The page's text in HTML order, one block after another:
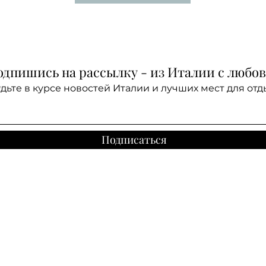
на рассылку - из Италии с
в курсе новостей Италии и лучших мест для
Подписаться